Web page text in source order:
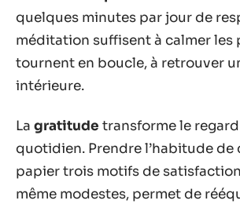
quelques minutes par jour de
méditation suffisent à calmer les
tournent en boucle, à retrouver
intérieure.
La gratitude transforme le
quotidien. Prendre l’habitude de
papier trois motifs de
même modestes, permet de